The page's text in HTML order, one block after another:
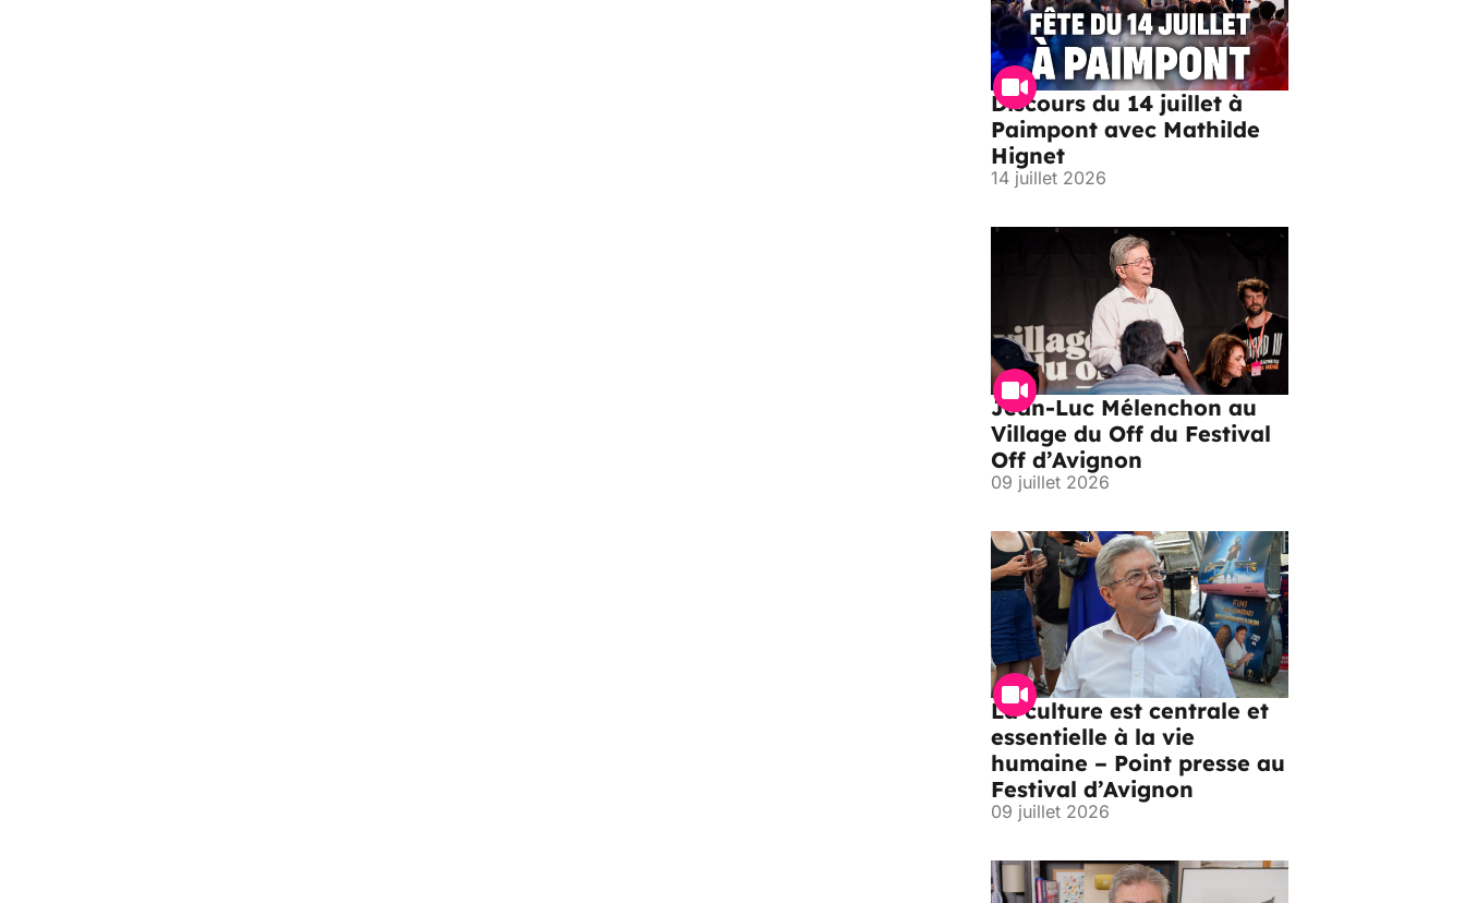
Discours du 14 juillet à
Paimpont avec Mathilde
Hignet
14 juillet 2026
Jean-Luc Mélenchon au
Village du Off du Festival
Off d’Avignon
09 juillet 2026
La culture est centrale et
essentielle à la vie
humaine – Point presse au
Festival d’Avignon
09 juillet 2026